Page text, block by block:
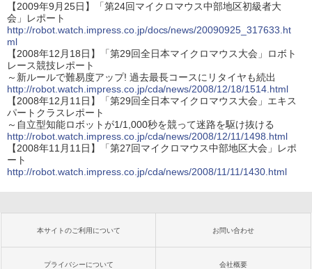
【2009年9月25日】「第24回マイクロマウス中部地区初級者大
会」レポート
http://robot.watch.impress.co.jp/docs/news/20090925_317633.ht
ml
【2008年12月18日】「第29回全日本マイクロマウス大会」ロボト
レース競技レポート
～新ルールで難易度アップ! 過去最長コースにリタイヤも続出
http://robot.watch.impress.co.jp/cda/news/2008/12/18/1514.html
【2008年12月11日】「第29回全日本マイクロマウス大会」エキス
パートクラスレポート
～自立型知能ロボットが1/1,000秒を競って迷路を駆け抜ける
http://robot.watch.impress.co.jp/cda/news/2008/12/11/1498.html
【2008年11月11日】「第27回マイクロマウス中部地区大会」レポ
ート
http://robot.watch.impress.co.jp/cda/news/2008/11/11/1430.html
本サイトのご利用について お問い合わせ
プライバシーについて 会社概要